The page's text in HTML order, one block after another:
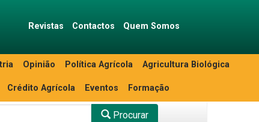
Revistas Contactos Quem Somos
Opinião Política Agrícola Agricultura Biológica
Crédito Agrícola Eventos Formação
Procurar